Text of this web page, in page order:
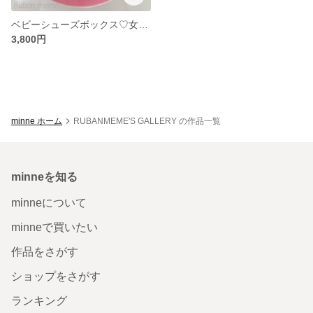
3,800円
minne ホーム RUBANMEME'S GALLERY の作品一覧
minneを知る
minneについて
minneで買いたい
作品をさがす
ショップをさがす
ランキング